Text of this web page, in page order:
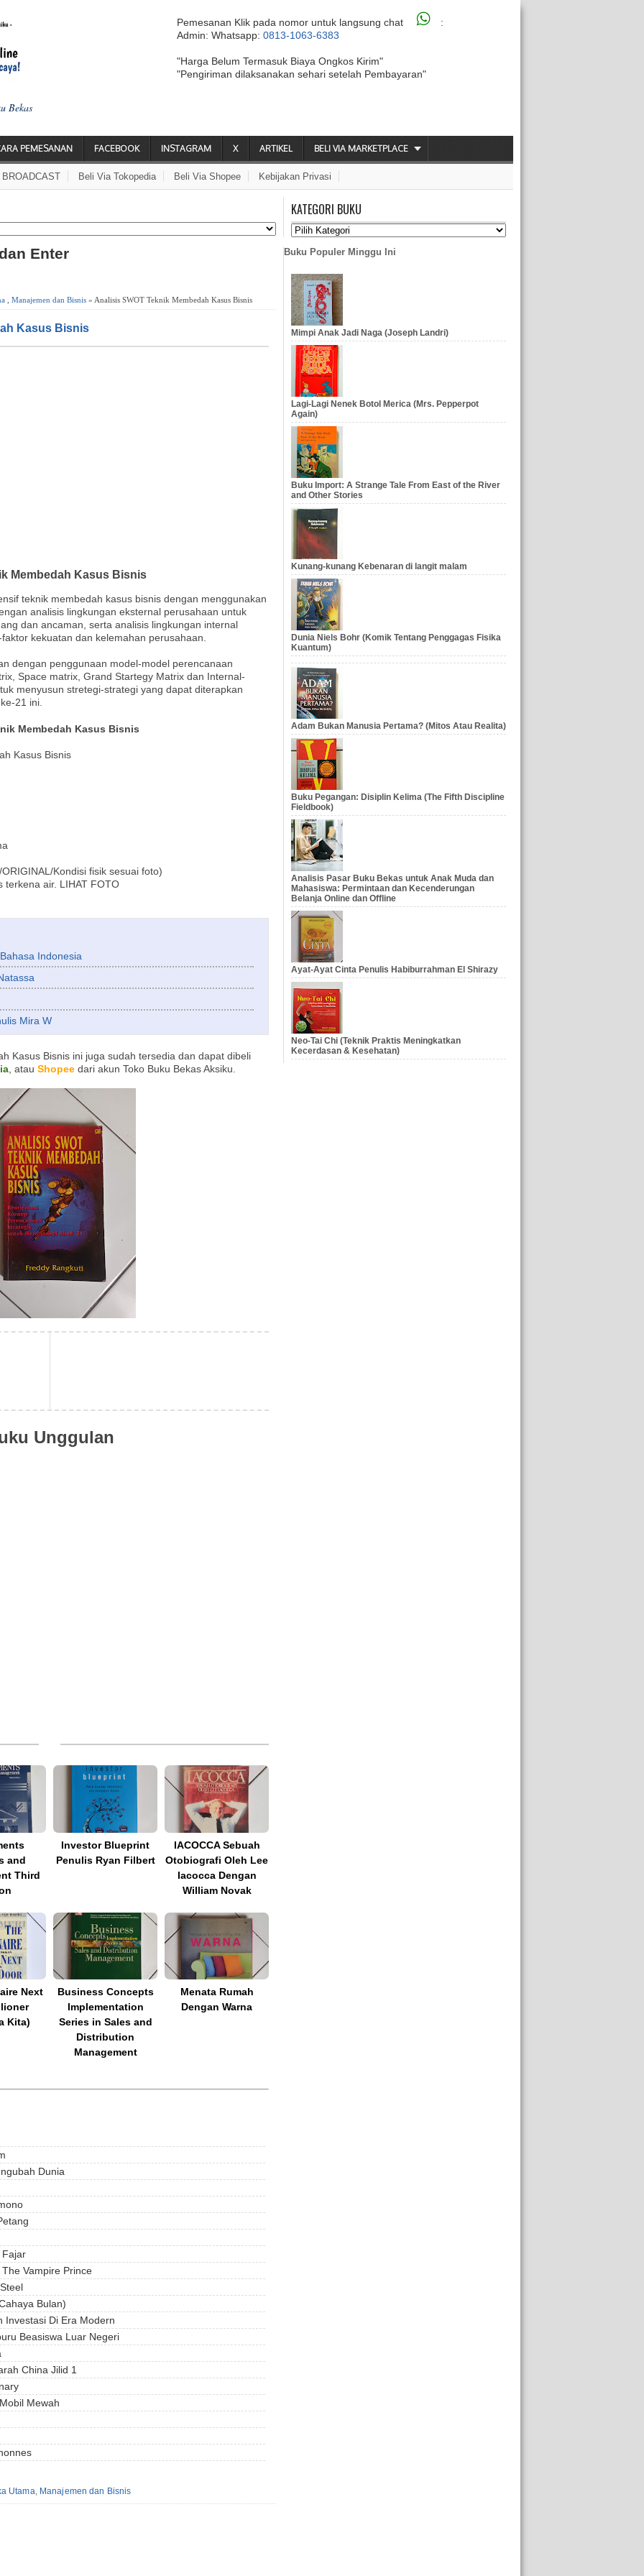
Bekas
Pemesanan Klik pada nomor untuk langsung chat
:
Admin: Whatsapp: 0813-1063-6383
"Harga Belum Termasuk Biaya Ongkos Kirim"
"Pengiriman dilaksanakan sehari setelah Pembayaran"
PEMESANAN FACEBOOK INSTAGRAM X ARTIKEL BELI VIA MARKETPLACE
Beli Via Tokopedia Beli Via Shopee Kebijakan Privasi
Enter
Manajemen dan Bisnis » Analisis SWOT Teknik Membedah Kasus Bisnis
Kasus Bisnis
Membedah Kasus Bisnis
teknik membedah kasus bisnis dengan menggunakan
analisis lingkungan eksternal perusahaan untuk
dan ancaman, serta analisis lingkungan internal
kekuatan dan kelemahan perusahaan.
dengan penggunaan model-model perencanaan
Space matrix, Grand Startegy Matrix dan Internal-
menyusun stretegi-strategi yang dapat diterapkan
21 ini.
Membedah Kasus Bisnis
Kasus Bisnis
Kondisi fisik sesuai foto)
terkena air. LIHAT FOTO
Indonesia
Mira W
Kasus Bisnis ini juga sudah tersedia dan dapat dibeli
, atau Shopee dari akun Toko Buku Bekas Aksiku.
Unggulan
and
Third
Investor Blueprint
Penulis Ryan Filbert
IACOCCA Sebuah
Otobiografi Oleh Lee
Iacocca Dengan
William Novak
Next
Kita)
Business Concepts
Implementation
Series in Sales and
Distribution
Management
Menata Rumah
Dengan Warna
Dunia
Fajar
Vampire Prince
Bulan)
Investasi Di Era Modern
Beasiswa Luar Negeri
China Jilid 1
Mewah
Utama, Manajemen dan Bisnis
KATEGORI BUKU
Buku Populer Minggu Ini
Mimpi Anak Jadi Naga (Joseph Landri)
Lagi-Lagi Nenek Botol Merica (Mrs. Pepperpot
Again)
Buku Import: A Strange Tale From East of the River
and Other Stories
Kunang-kunang Kebenaran di langit malam
Dunia Niels Bohr (Komik Tentang Penggagas Fisika
Kuantum)
Adam Bukan Manusia Pertama? (Mitos Atau Realita)
Buku Pegangan: Disiplin Kelima (The Fifth Discipline
Fieldbook)
Analisis Pasar Buku Bekas untuk Anak Muda dan
Mahasiswa: Permintaan dan Kecenderungan
Belanja Online dan Offline
Ayat-Ayat Cinta Penulis Habiburrahman El Shirazy
Neo-Tai Chi (Teknik Praktis Meningkatkan
Kecerdasan & Kesehatan)